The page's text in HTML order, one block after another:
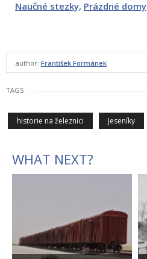
Naučné stezky, Prázdné domy
author: František Formánek
TAGS
historie na železnici Jeseníky
WHAT NEXT?